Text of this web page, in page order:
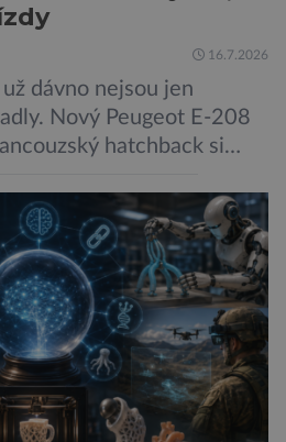
16.7.2026
dávno nejsou jen
Nový Peugeot E-208
hatchback si
technologie, ale hlavně
elektromobil může být
obav vyrazíte za hranice
modelu 208 trefil do